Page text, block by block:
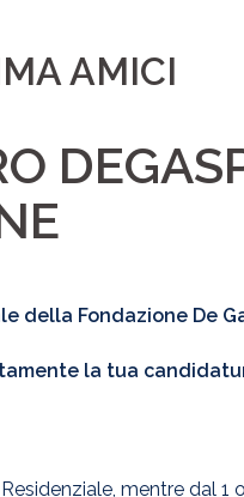
AMICI
della Fondazione De
la tua
mentre dal